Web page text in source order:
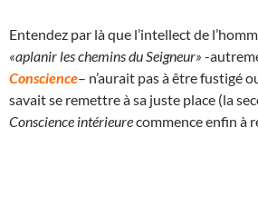
Entendez par là que l’intellect de
«aplanir les chemins du Seigneur» -
Conscience– n’aurait pas à être fustigé
savait se remettre à sa juste place (la
Conscience intérieurecommence enfin à